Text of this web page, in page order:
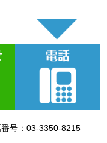
号：03-3350-8215